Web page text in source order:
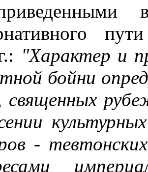
"Характер и
бойни
священных
-